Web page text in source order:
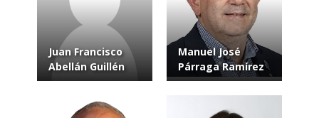
Juan Francisco
Abellán Guillén
Manuel José
Párraga Ramírez